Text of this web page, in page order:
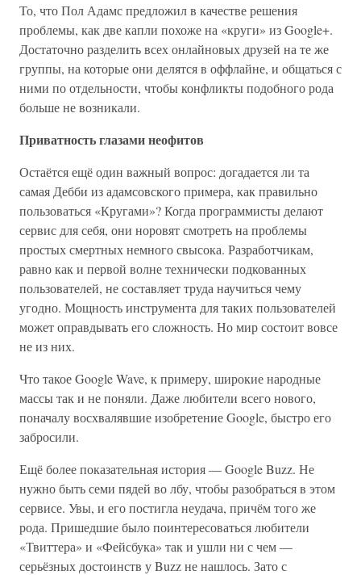
То, что Пол Адамс предложил в качестве решения
проблемы, как две капли похоже на «круги» из Google+.
Достаточно разделить всех онлайновых друзей на те же
группы, на которые они делятся в оффлайне, и общаться с
ними по отдельности, чтобы конфликты подобного рода
больше не возникали.
Приватность глазами неофитов
Остаётся ещё один важный вопрос: догадается ли та
самая Дебби из адамсовского примера, как правильно
пользоваться «Кругами»? Когда программисты делают
сервис для себя, они норовят смотреть на проблемы
простых смертных немного свысока. Разработчикам,
равно как и первой волне технически подкованных
пользователей, не составляет труда научиться чему
угодно. Мощность инструмента для таких пользователей
может оправдывать его сложность. Но мир состоит вовсе
не из них.
Что такое Google Wave, к примеру, широкие народные
массы так и не поняли. Даже любители всего нового,
поначалу восхвалявшие изобретение Google, быстро его
забросили.
Ещё более показательная история — Google Buzz. Не
нужно быть семи пядей во лбу, чтобы разобраться в этом
сервисе. Увы, и его постигла неудача, причём того же
рода. Пришедшие было поинтересоваться любители
«Твиттера» и «Фейсбука» так и ушли ни с чем —
серьёзных достоинств у Buzz не нашлось. Зато с